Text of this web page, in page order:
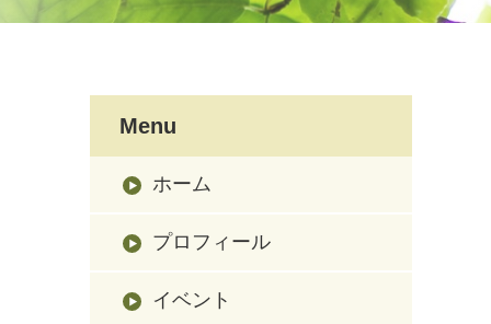
Menu
ホーム
プロフィール
イベント